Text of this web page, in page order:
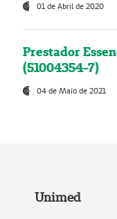
01 de Abril de 2020
Prestador
(51004354-7)
04 de Maio de 2021
Unimed